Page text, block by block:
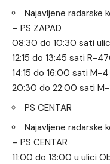
Najavljene radarske
– PS ZAPAD
08:30 do 10:30 sati
12:15 do 13:45 sati R-
14:15 do 16:00 sati M-4
20:30 do 22:00 sati
PS CENTAR
Najavljene radarske
– PS CENTAR
11:00 do 13:00 u ulici